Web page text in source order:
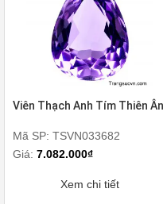
Viên Thạch Anh Tím Thiên Ân
Mã SP: TSVN033682
Giá: 7.082.000₫
Xem chi tiết